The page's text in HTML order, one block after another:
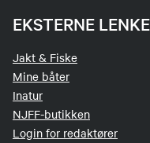
EKSTERNE
Jakt & Fiske
Mine båter
Inatur
NJFF-butikken
Login for redaktører